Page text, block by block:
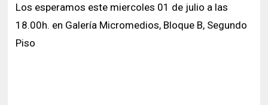
Los esperamos este miercoles 01 de julio a las
18.00h. en Galería Micromedios, Bloque B, Segundo
Piso